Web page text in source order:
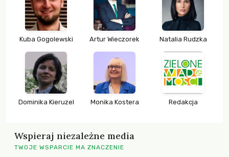
Kuba Gogolewski Artur Wieczorek Natalia Rudzka
Dominika Kieruzel Monika Kostera Redakcja
Wspieraj niezależne media
TWOJE WSPARCIE MA ZNACZENIE